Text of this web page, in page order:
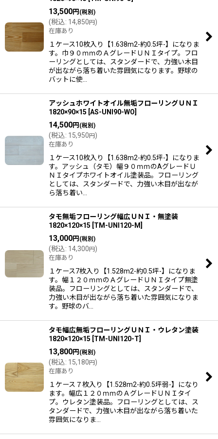
13,500円 (税別)
(税込: 14,850円)
在庫あり
１ケース10枚入り【1.638m2-約0.5坪-】になりま
す。巾９０ｍｍのＡグレードＵＮＩタイプ。フロ
ーリングとしては、スタンダードで、力強い木目
が出ながら落ち着いた雰囲気になります。野球の
バットに使…
アッシュホワイトオイル無垢フローリングＵＮＩ
1820×90×15 AS-UNI90-WO
14,500円 (税別)
(税込: 15,950円)
在庫あり
１ケース10枚入り【1.638m2-約0.5坪-】になりま
す。アッシュ（タモ）幅９０ｍｍのAグレードＵ
ＮＩタイプホワイトオイル塗装品。フローリング
としては、スタンダードで、力強い木目が出なが
ら落ち着い…
タモ無垢フローリング幅広ＵＮＩ・無塗装
1820×120×15 TM-UNI120-M
13,000円 (税別)
(税込: 14,300円)
在庫あり
１ケース7枚入り【1.528m2-約0.5坪-】になりま
す。幅１２０ｍｍのＡグレードＵＮＩタイプ無塗
装品。フローリングとしては、スタンダードで、
力強い木目が出ながら落ち着いた雰囲気になりま
す。野球のバ…
タモ幅広無垢フローリングＵＮＩ・ウレタン塗装
1820×120×15 TM-UNI120-T
13,800円 (税別)
(税込: 15,180円)
在庫あり
１ケース７枚入り【1.528m2-約0.5坪弱-】になり
ます。幅広１２０ｍｍのＡグレードＵＮＩタイ
プ。ウレタン塗装品。フローリングとしては、ス
タンダードで、力強い木目が出ながら落ち着いた
雰囲気になりま…